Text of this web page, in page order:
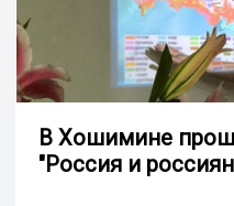
В Хошимине
"Россия и